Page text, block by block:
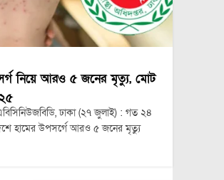
নিয়ে আরও ৫ জনের মৃত্যু, মোট
ঢাকা (২৭ জুলাই) : গত ২৪
হামের উপসর্গে আরও ৫ জনের মৃত্যু